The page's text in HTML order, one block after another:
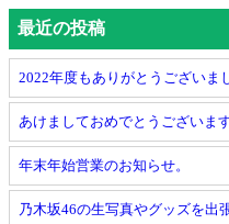
最近の投稿
2022年度もありがとうございま
あけましておめでとうございます
年末年始営業のお知らせ。
乃木坂46の生写真やグッズを出